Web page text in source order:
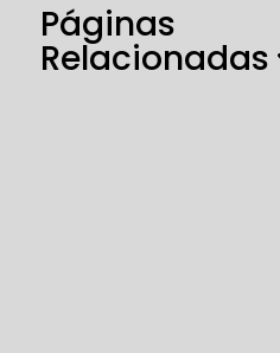
Páginas
Relacionadas